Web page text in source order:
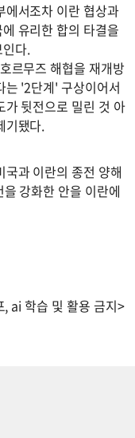
에서조차 이란 협상과
유리한 합의 타결을
다.
르무즈 해협을 재개방
는 '2단계' 구상이어서
가 뒷전으로 밀린 것 아
기됐다.
과 이란의 종전 양해
강화한 안을 이란에
ai 학습 및 활용 금지>